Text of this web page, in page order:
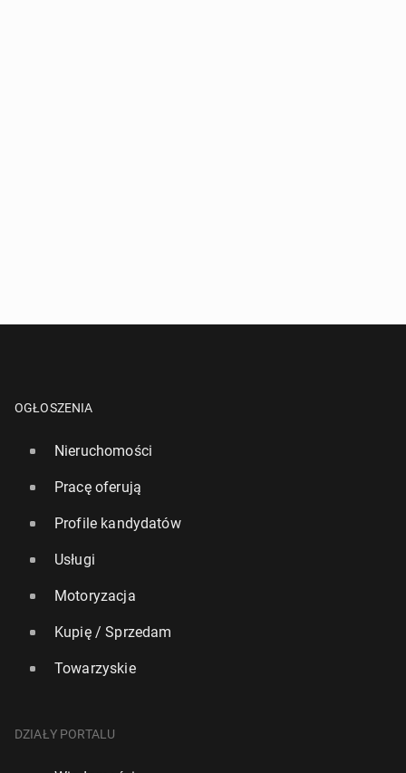
OGŁOSZENIA
Nieruchomości
Pracę oferują
Profile kandydatów
Usługi
Motoryzacja
Kupię / Sprzedam
Towarzyskie
DZIAŁY PORTALU